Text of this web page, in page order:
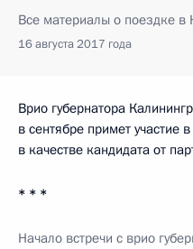
Все материалы о поездке в
16 августа 2017 года
Врио губернатора
в сентябре примет участие
в качестве кандидата от
* * *
Начало встречи с врио